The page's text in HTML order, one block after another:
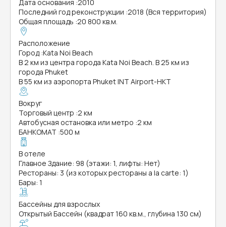
Дата основания :2010
Последний год реконструкции :2018 (Вся территория)
Общая площадь :20 800 кв.м.
Расположение
Город :Kata Noi Beach
В 2 км из центра города Kata Noi Beach. В 25 км из
города Phuket
В 55 км из аэропорта Phuket INT Airport-HKT
Вокруг
Торговый центр :2 км
Автобусная остановка или метро :2 км
БАНКОМАТ :500 м
В отеле
Главное Здание: 98 (этажи: 1, лифты: Нет)
Рестораны: 3 (из которых рестораны a la carte: 1)
Бары: 1
Бассейны для взрослых
Открытый Бассейн (квадрат 160 кв.м., глубина 130 см)